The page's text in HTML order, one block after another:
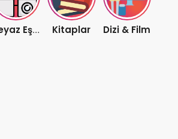
Beyaz Eşya Kitaplar Dizi & Film